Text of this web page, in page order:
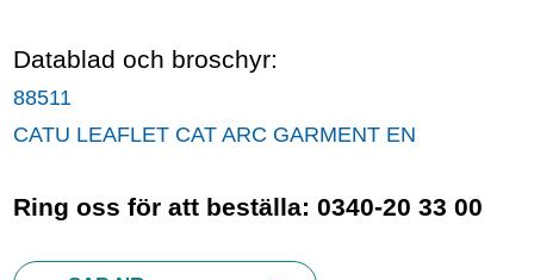
Datablad och broschyr:
88511
CATU LEAFLET CAT ARC GARMENT EN
Ring oss för att beställa: 0340-20 33 00